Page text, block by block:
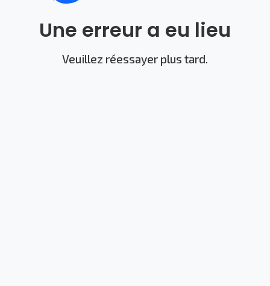
Une erreur a eu lieu
Veuillez réessayer plus tard.